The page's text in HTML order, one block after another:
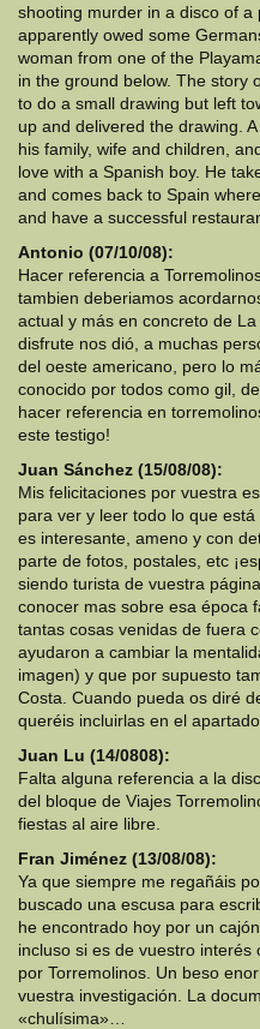
shooting murder in a disco of
apparently owed some
woman from one of the
in the ground below. The story
to do a small drawing but left
up and delivered the drawing.
his family, wife and children,
love with a Spanish boy. He
and comes back to Spain
and have a successful
Antonio (07/10/08):
Hacer referencia a
tambien deberiamos
actual y más en concreto de
disfrute nos dió, a muchas
del oeste americano, pero lo
conocido por todos como gil,
hacer referencia en
este testigo!
Juan Sánchez (15/08/08):
Mis felicitaciones por vuestra
para ver y leer todo lo que
es interesante, ameno y con
parte de fotos, postales, etc
siendo turista de vuestra
conocer mas sobre esa época
tantas cosas venidas de fuera
ayudaron a cambiar la
imagen) y que por supuesto
Costa. Cuando pueda os diré
queréis incluirlas en el
Juan Lu (14/0808):
Falta alguna referencia a la
del bloque de Viajes
fiestas al aire libre.
Fran Jiménez (13/08/08):
Ya que siempre me regañáis
buscado una escusa para
he encontrado hoy por un
incluso si es de vuestro
por Torremolinos. Un beso
vuestra investigación. La
«chulísima»…